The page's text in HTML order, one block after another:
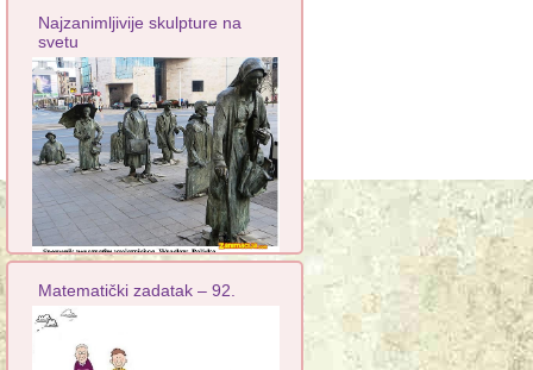
Najzanimljivije skulpture na
svetu
Matematički zadatak – 92.